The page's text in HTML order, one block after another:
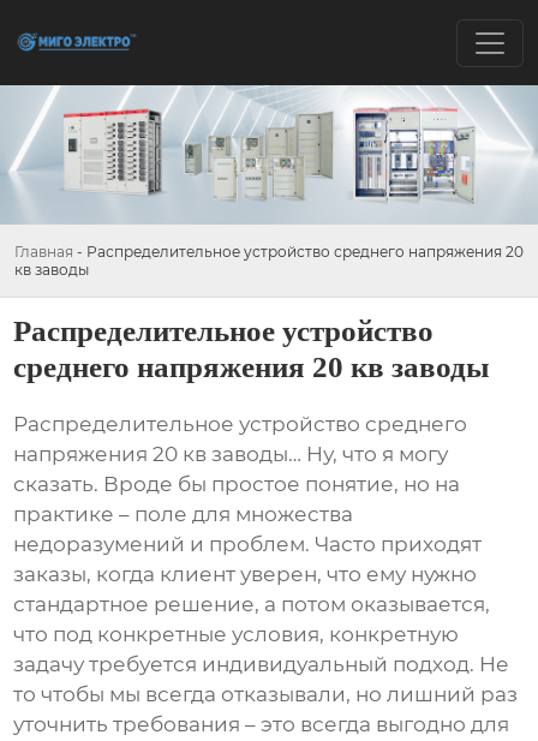
Главная - Распределительное устройство среднего напряжения 20
кв заводы
Распределительное устройство
среднего напряжения 20 кв заводы
Распределительное устройство среднего
напряжения 20 кв заводы… Ну, что я могу
сказать. Вроде бы простое понятие, но на
практике – поле для множества
недоразумений и проблем. Часто приходят
заказы, когда клиент уверен, что ему нужно
стандартное решение, а потом оказывается,
что под конкретные условия, конкретную
задачу требуется индивидуальный подход. Не
то чтобы мы всегда отказывали, но лишний раз
уточнить требования – это всегда выгодно для